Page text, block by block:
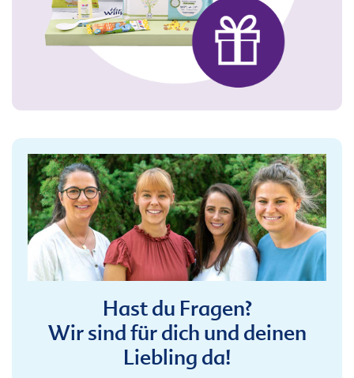
Hast du Fragen?
Wir sind für dich und deinen
Liebling da!